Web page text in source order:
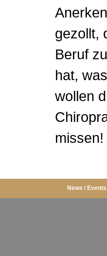
gezollt,
Beruf
hat,
wollen
missen!
News / Events